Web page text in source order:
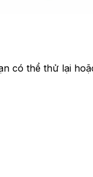
có thể thử lại